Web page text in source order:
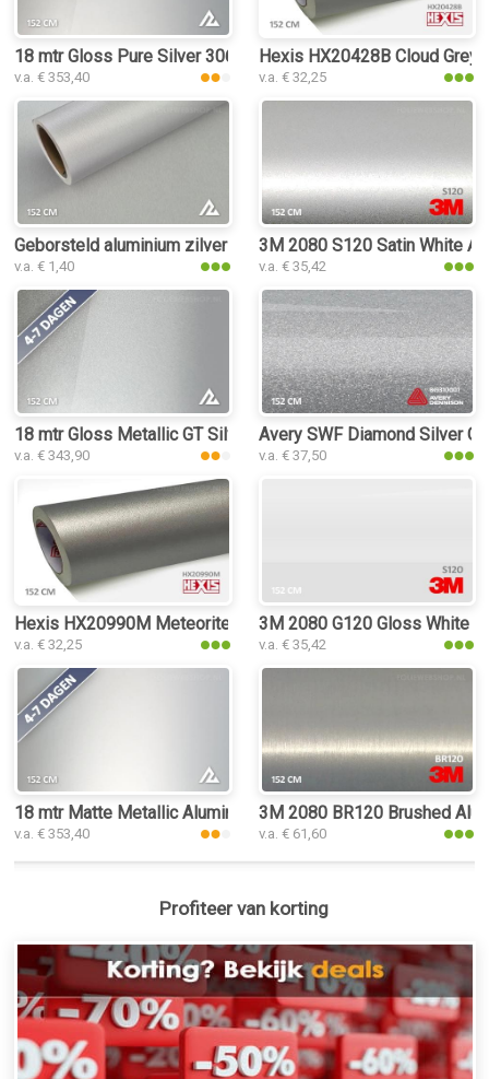
18 mtr Gloss Pure Silver 3061 folie
v.a. € 353,40
Hexis HX20428B Cloud Grey
v.a. € 32,25
Geborsteld aluminium zilver folie
v.a. € 1,40
3M 2080 S120 Satin White
v.a. € 35,42
18 mtr Gloss Metallic GT Silver 3171 folie
v.a. € 343,90
Avery SWF Diamond Silver
v.a. € 37,50
Hexis HX20990M Meteorite Grey Metal Matt folie
v.a. € 32,25
3M 2080 G120 Gloss White
v.a. € 35,42
18 mtr Matte Metallic Aluminium Silver 3100 folie
v.a. € 353,40
3M 2080 BR120 Brushed
v.a. € 61,60
Profiteer van korting